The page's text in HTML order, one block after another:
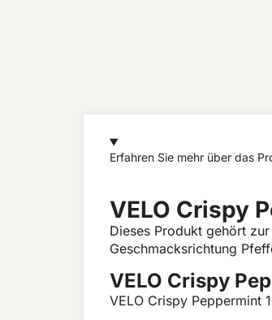
Erfahren Sie mehr über das
VELO Crispy
Dieses Produkt gehört
Geschmacksrichtung
VELO Crispy
VELO Crispy Peppermint